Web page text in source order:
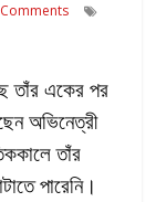
তাঁর একের পর
অভিনেত্রী
তাঁর
পারেনি।